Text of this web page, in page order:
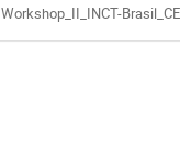
Workshop_II_INCT-